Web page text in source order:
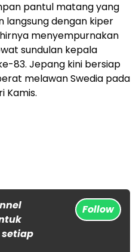
pantul matang yang
dengan kiper
menyempurnakan
sundulan kepala
83. Jepang kini bersiap
melawan Swedia pada
Kamis.
Follow